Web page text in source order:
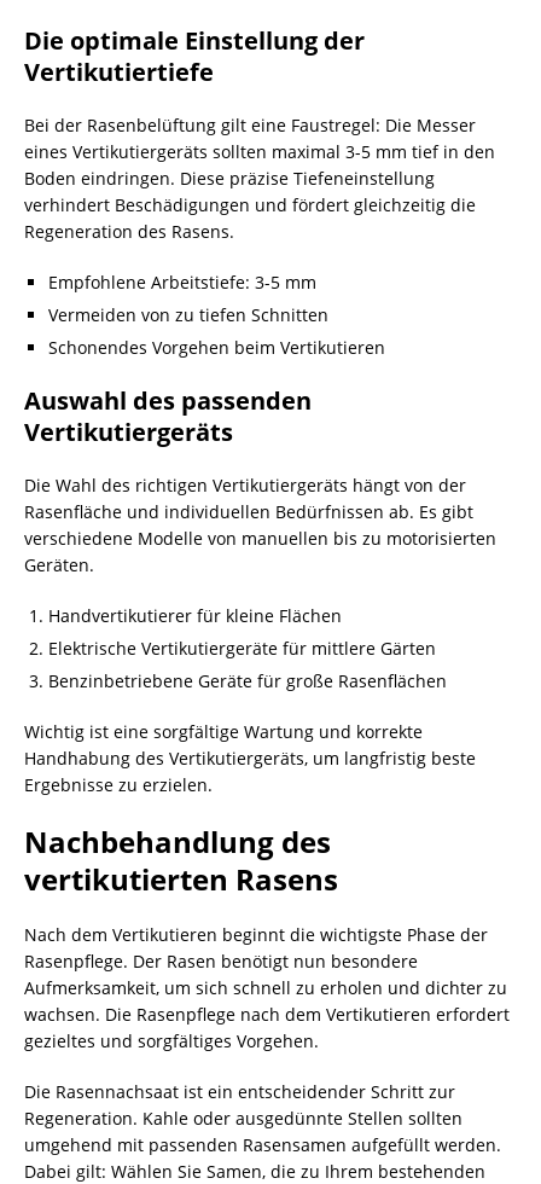
Die optimale Einstellung der
Vertikutiertiefe
Bei der Rasenbelüftung gilt eine Faustregel: Die Messer
eines Vertikutiergeräts sollten maximal 3-5 mm tief in den
Boden eindringen. Diese präzise Tiefeneinstellung
verhindert Beschädigungen und fördert gleichzeitig die
Regeneration des Rasens.
Empfohlene Arbeitstiefe: 3-5 mm
Vermeiden von zu tiefen Schnitten
Schonendes Vorgehen beim Vertikutieren
Auswahl des passenden
Vertikutiergeräts
Die Wahl des richtigen Vertikutiergeräts hängt von der
Rasenfläche und individuellen Bedürfnissen ab. Es gibt
verschiedene Modelle von manuellen bis zu motorisierten
Geräten.
Handvertikutierer für kleine Flächen
Elektrische Vertikutiergeräte für mittlere Gärten
Benzinbetriebene Geräte für große Rasenflächen
Wichtig ist eine sorgfältige Wartung und korrekte
Handhabung des Vertikutiergeräts, um langfristig beste
Ergebnisse zu erzielen.
Nachbehandlung des
vertikutierten Rasens
Nach dem Vertikutieren beginnt die wichtigste Phase der
Rasenpflege. Der Rasen benötigt nun besondere
Aufmerksamkeit, um sich schnell zu erholen und dichter zu
wachsen. Die Rasenpflege nach dem Vertikutieren erfordert
gezieltes und sorgfältiges Vorgehen.
Die Rasennachsaat ist ein entscheidender Schritt zur
Regeneration. Kahle oder ausgedünnte Stellen sollten
umgehend mit passenden Rasensamen aufgefüllt werden.
Dabei gilt: Wählen Sie Samen, die zu Ihrem bestehenden